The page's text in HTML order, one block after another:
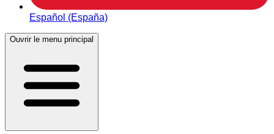
Español (España)
Ouvrir le menu principal